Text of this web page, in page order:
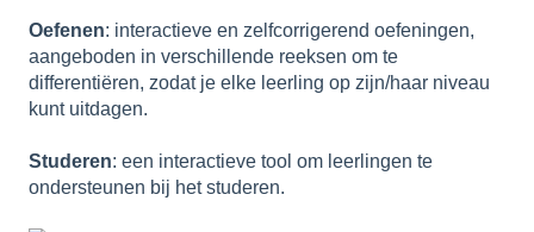
Oefenen: interactieve en zelfcorrigerend oefeningen,
aangeboden in verschillende reeksen om te
differentiëren, zodat je elke leerling op zijn/haar niveau
kunt uitdagen.
Studeren: een interactieve tool om leerlingen te
ondersteunen bij het studeren.